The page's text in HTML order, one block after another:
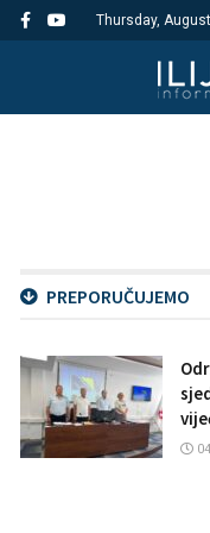
Thursday,
PREPORUČUJEMO